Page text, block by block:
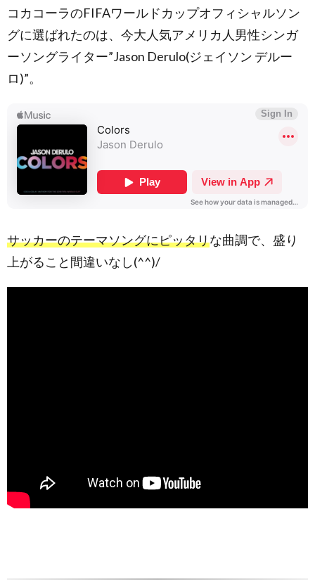
コカコーラのFIFAワールドカップオフィシャルソン
グに選ばれたのは、今大人気アメリカ人男性シンガ
ーソングライター”Jason Derulo(ジェイソン デルー
ロ)”。
サッカーのテーマソングにピッタリな曲調で、盛り
上がること間違いなし(^^)/